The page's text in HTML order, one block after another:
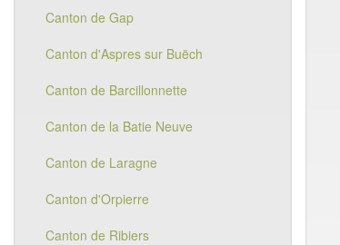
Canton de Gap
Canton d'Aspres sur Buëch
Canton de Barcillonnette
Canton de la Batie Neuve
Canton de Laragne
Canton d'Orpierre
Canton de Ribiers